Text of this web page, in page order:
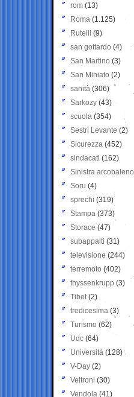
rom (13)
Roma (1.125)
Rutelli (9)
san gottardo (4)
San Martino (3)
San Miniato (2)
sanità (306)
Sarkozy (43)
scuola (354)
Sestri Levante (2)
Sicurezza (452)
sindacati (162)
Sinistra arcobaleno
Soru (4)
sprechi (319)
Stampa (373)
Storace (47)
subappalti (31)
televisione(244)
terremoto (402)
thyssenkrupp (3)
Tibet(2)
tredicesima (3)
Turismo (62)
Udc (64)
Università (128)
V-Day (2)
Veltroni (30)
Vendola (41)